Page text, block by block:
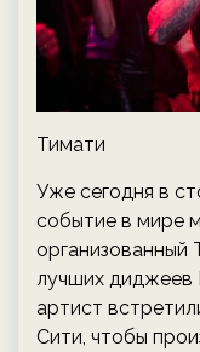
Тимати
Уже сегодня в
событие в мире
организованный
лучших диджеев
артист
Сити, чтобы